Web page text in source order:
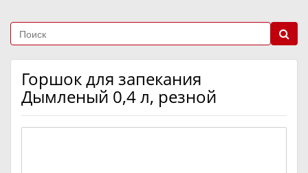
Горшок для запекания
Дымленый 0,4 л, резной